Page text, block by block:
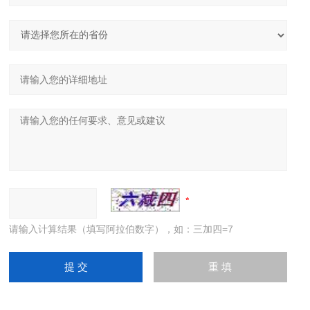
请输入计算结果（填写阿拉伯数字），如：三加四=7